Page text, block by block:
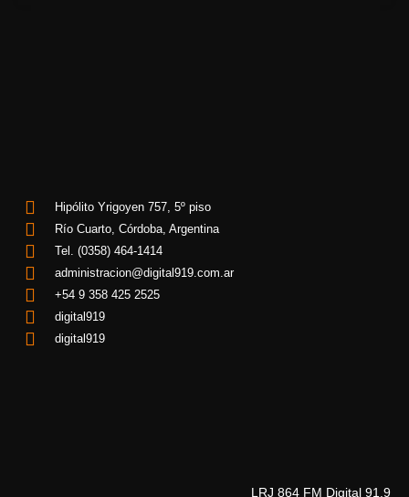
Hipólito Yrigoyen 757, 5º piso
Río Cuarto, Córdoba, Argentina
Tel. (0358) 464-1414
administracion@digital919.com.ar
+54 9 358 425 2525
digital919
digital919
LRJ 864 FM Digital 91.9